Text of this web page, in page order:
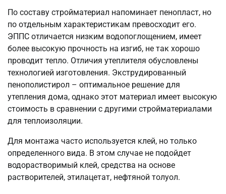
По составу стройматериал напоминает пенопласт, но
по отдельным характеристикам превосходит его.
ЭППС отличается низким водопоглощением, имеет
более высокую прочность на изгиб, не так хорошо
проводит тепло. Отличия утеплителя обусловлены
технологией изготовления. Экструдированный
пенополистирол – оптимальное решение для
утепления дома, однако этот материал имеет высокую
стоимость в сравнении с другими стройматериалами
для теплоизоляции.
Для монтажа часто используется клей, но только
определенного вида. В этом случае не подойдет
водорастворимый клей, средства на основе
растворителей, этилацетат, нефтяной толуол.